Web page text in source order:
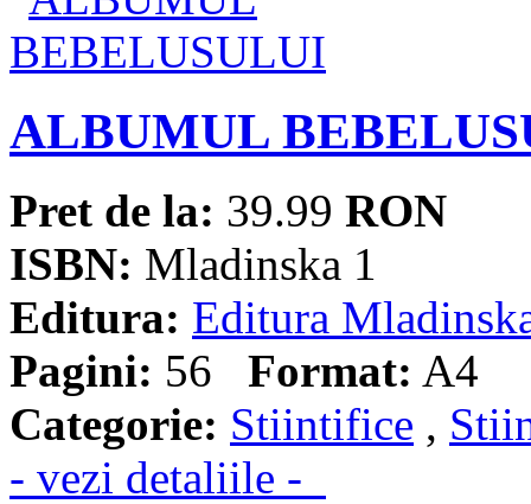
ALBUMUL
Pret de la: 39.99 RON
ISBN: Mladinska 1
Editura: Editura
Pagini: 56 Format: A4
Categorie: Stiintifice ,
- vezi detaliile -